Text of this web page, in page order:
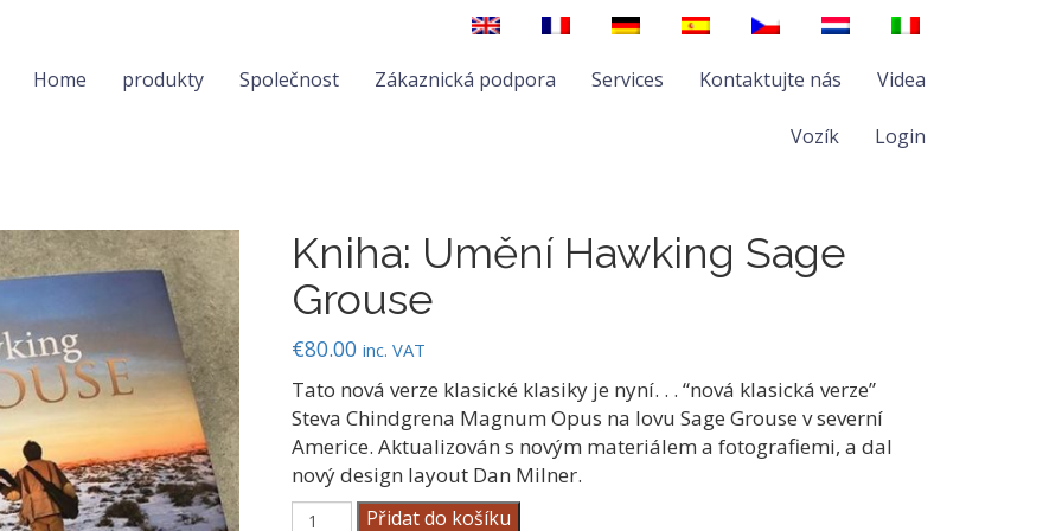
Home produkty Společnost Zákaznická podpora Services Kontaktujte nás Videa
Vozík Login
Kniha: Umění Hawking Sage
Grouse
€80.00 inc. VAT
Tato nová verze klasické klasiky je nyní. . . “nová klasická verze”
Steva Chindgrena Magnum Opus na lovu Sage Grouse v severní
Americe. Aktualizován s novým materiálem a fotografiemi, a dal
nový design layout Dan Milner.
Kniha:
Přidat do košíku